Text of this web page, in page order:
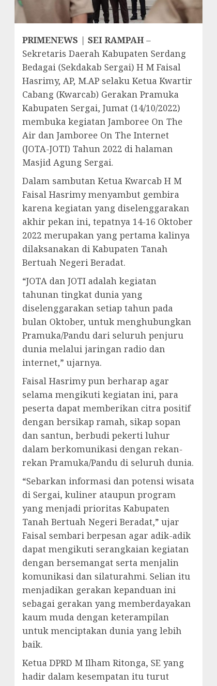
PRIMENEWS | SEI RAMPAH –
Sekretaris Daerah Kabupaten Serdang
Bedagai (Sekdakab Sergai) H M Faisal
Hasrimy, AP, M.AP selaku Ketua Kwartir
Cabang (Kwarcab) Gerakan Pramuka
Kabupaten Sergai, Jumat (14/10/2022)
membuka kegiatan Jamboree On The
Air dan Jamboree On The Internet
(JOTA-JOTI) Tahun 2022 di halaman
Masjid Agung Sergai.
Dalam sambutan Ketua Kwarcab H M
Faisal Hasrimy menyambut gembira
karena kegiatan yang diselenggarakan
akhir pekan ini, tepatnya 14-16 Oktober
2022 merupakan yang pertama kalinya
dilaksanakan di Kabupaten Tanah
Bertuah Negeri Beradat.
“JOTA dan JOTI adalah kegiatan
tahunan tingkat dunia yang
diselenggarakan setiap tahun pada
bulan Oktober, untuk menghubungkan
Pramuka/Pandu dari seluruh penjuru
dunia melalui jaringan radio dan
internet,” ujarnya.
Faisal Hasrimy pun berharap agar
selama mengikuti kegiatan ini, para
peserta dapat memberikan citra positif
dengan bersikap ramah, sikap sopan
dan santun, berbudi pekerti luhur
dalam berkomunikasi dengan rekan-
rekan Pramuka/Pandu di seluruh dunia.
“Sebarkan informasi dan potensi wisata
di Sergai, kuliner ataupun program
yang menjadi prioritas Kabupaten
Tanah Bertuah Negeri Beradat,” ujar
Faisal sembari berpesan agar adik-adik
dapat mengikuti serangkaian kegiatan
dengan bersemangat serta menjalin
komunikasi dan silaturahmi. Selian itu
menjadikan gerakan kepanduan ini
sebagai gerakan yang memberdayakan
kaum muda dengan keterampilan
untuk menciptakan dunia yang lebih
baik.
Ketua DPRD M Ilham Ritonga, SE yang
hadir dalam kesempatan itu turut